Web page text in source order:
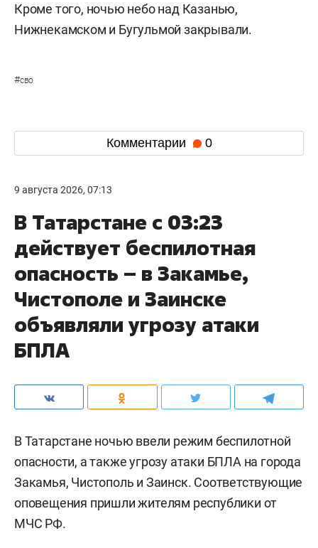
Кроме того, ночью небо над Казанью,
Нижнекамском и Бугульмой закрывали.
#сво
Комментарии 0
9 августа 2026, 07:13
В Татарстане с 03:23
действует беспилотная
опасность – в Закамье,
Чистополе и Заинске
объявляли угрозу атаки
БПЛА
В Татарстане ночью ввели режим беспилотной
опасности, а также угрозу атаки БПЛА на города
Закамья, Чистополь и Заинск. Соответствующие
оповещения пришли жителям республики от
МЧС РФ.